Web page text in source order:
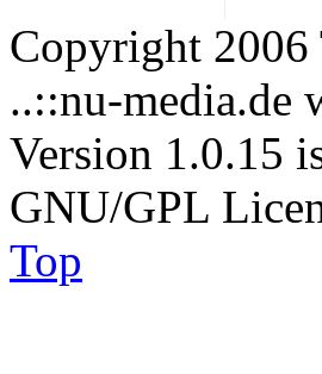
Copyright 2006
..::nu-media.de
Version 1.0.15
GNU/GPL
Top